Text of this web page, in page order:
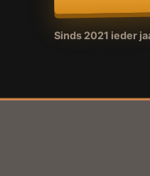
Sinds 2021 ieder